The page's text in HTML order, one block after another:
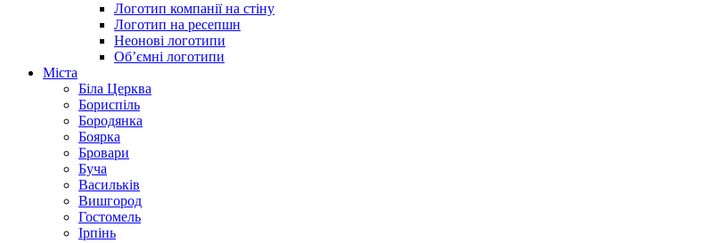
Логотип компанії на стіну
Логотип на ресепшн
Неонові логотипи
Об’ємні логотипи
Міста
Біла Церква
Бориспіль
Бородянка
Боярка
Бровари
Буча
Васильків
Вишгород
Гостомель
Ірпінь